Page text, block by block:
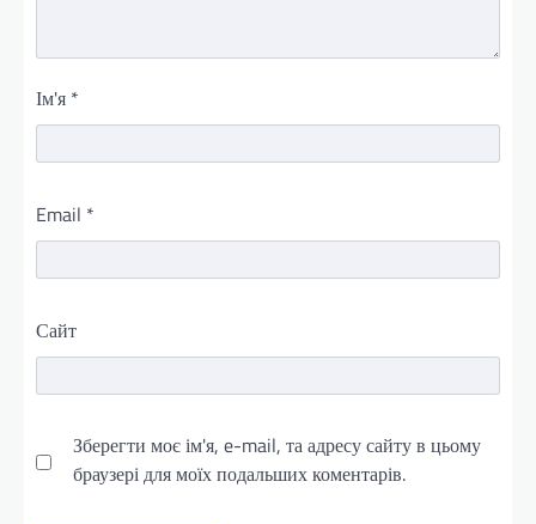
Ім'я *
Email *
Сайт
Зберегти моє ім'я, e-mail, та адресу сайту в цьому
браузері для моїх подальших коментарів.